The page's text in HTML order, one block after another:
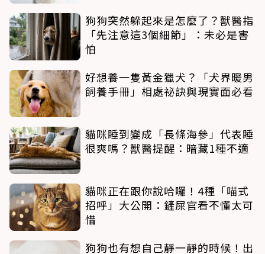
狗狗突然躲起來是怎麼了？獸醫指
「先注意這3個細節」：未必是害
怕
好想養一隻黃金獵犬？「犬界暖男
飼養手冊」相處祕訣與現實面必看
貓咪睡到變成「長條海參」代表睡
很爽嗎？獸醫提醒：暗藏1種不適
貓咪正在跟你說哈囉！4種「喵式
招呼」大公開：鏟屎官看不懂太可
惜
狗狗也有想自己靜一靜的時候！出